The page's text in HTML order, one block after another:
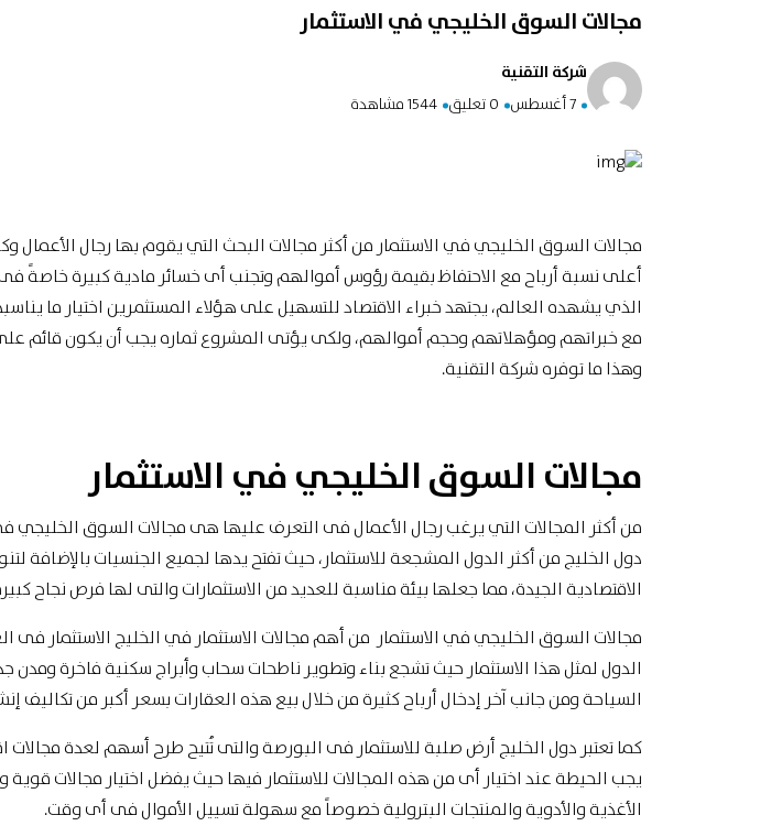
مجالات السوق الخليجي في الاستثمار
شركة التقنية
7 أغسطس
0 تعليق 1544 مشاهدة
مجالات السوق الخليجي في الاستثمار من أكثر مجالات البحث التي يقوم بها رجال الأعمال
أعلى نسبة أرباح مع الاحتفاظ بقيمة رؤوس أموالهم وتجنب أى خسائر مادية كبيرة خاصةً
الذي يشهده العالم، يجتهد خبراء الاقتصاد للتسهيل على هؤلاء المستثمرين اختيار ما
مع خبراتهم ومؤهلاتهم وحجم أموالهم، ولكى يؤتى المشروع ثماره يجب أن يكون قائم
وهذا ما توفره شركة التقنية.
مجالات السوق الخليجي في الاستثمار
من أكثر المجالات التي يرغب رجال الأعمال فى التعرف عليها هى مجالات السوق الخليجي
دول الخليج من أكثر الدول المشجعة للاستثمار، حيث تفتح يدها لجميع الجنسيات بالإضافة
الاقتصادية الجيدة، مما جعلها بيئة مناسبة للعديد من الاستثمارات والتى لها فرص نجاح
مجالات السوق الخليجي في الاستثمار من أهم مجالات الاستثمار في الخليج الاستثمار
الدول لمثل هذا الاستثمار حيث تشجع بناء وتطوير ناطحات سحاب وأبراج سكنية فاخرة ومدن
السياحة ومن جانب آخر إدخال أرباح كثيرة من خلال بيع هذه العقارات بسعر أكبر من تكاليف
كما تعتبر دول الخليج أرض صلبة للاستثمار فى البورصة والتى تُتيح طرح أسهم لعدة مجالات
يجب الحيطة عند اختيار أى من هذه المجالات للاستثمار فيها حيث يفضل اختيار مجالات قوية
الأغذية والأدوية والمنتجات البترولية خصوصاً مع سهولة تسييل الأموال فى أى وقت.